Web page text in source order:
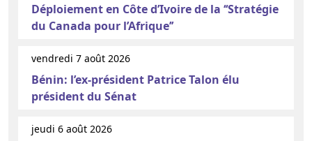
Déploiement en Côte d’Ivoire de la ‘‘Stratégie
du Canada pour l’Afrique’’
vendredi 7 août 2026
Bénin: l’ex-président Patrice Talon élu
président du Sénat
jeudi 6 août 2026